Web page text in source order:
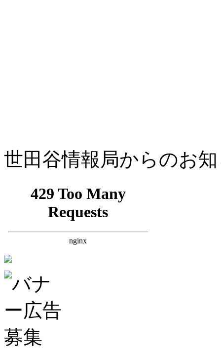
世田谷情報局からのお